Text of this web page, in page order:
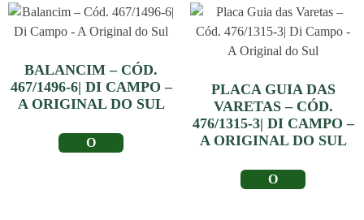
BALANCIM – CÓD.
467/1496-6| DI CAMPO –
A ORIGINAL DO SUL
LER MAIS
PLACA GUIA DAS
VARETAS – CÓD.
476/1315-3| DI CAMPO –
A ORIGINAL DO SUL
LER MAIS